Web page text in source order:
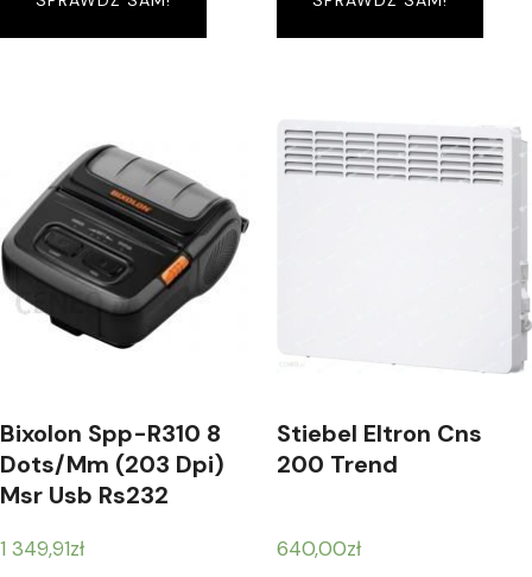
Bixolon Spp-R310 8
Dots/Mm (203 Dpi)
Msr Usb Rs232
1 349,91zł
Stiebel Eltron Cns
200 Trend
640,00zł